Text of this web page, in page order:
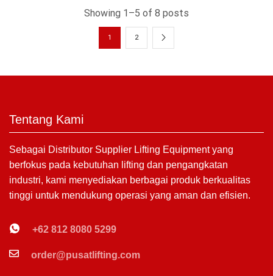
Showing 1–5 of 8 posts
1 2
Tentang Kami
Sebagai Distributor Supplier Lifting Equipment yang
berfokus pada kebutuhan lifting dan pengangkatan
industri, kami menyediakan berbagai produk berkualitas
tinggi untuk mendukung operasi yang aman dan efisien.
+62 812 8080 5299
order@pusatlifting.com